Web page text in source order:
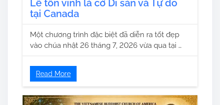
Lễ tôn vinh lá cờ Di sản và Tự do
tại Canada
Một chương trình đặc biệt đã diễn ra tốt đẹp
vào chúa nhật 26 tháng 7, 2026 vừa qua tại …
Read More